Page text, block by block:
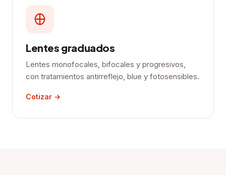
Lentes graduados
Lentes monofocales, bifocales y progresivos,
con tratamientos antirreflejo, blue y fotosensibles.
Cotizar →